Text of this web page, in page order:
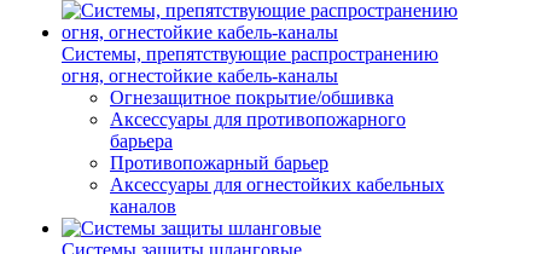
Системы, препятствующие распространению
огня, огнестойкие кабель-каналы
Огнезащитное покрытие/обшивка
Аксессуары для противопожарного
барьера
Противопожарный барьер
Аксессуары для огнестойких кабельных
каналов
Системы защиты шланговые